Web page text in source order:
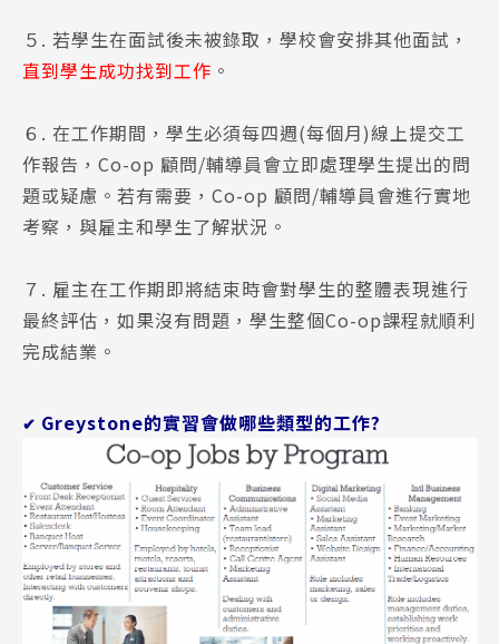
５. 若學生在面試後未被錄取，學校會安排其他面試，
直到學生成功找到工作 。​​
６. 在工作期間，學生必須每四週(每個月)線上提交工
作報告，Co-op 顧問/輔導員會立即處理學生提出的問
題或疑慮。若有需要，Co-op 顧問/輔導員會進行實地
考察，與雇主和學生了解狀況。
７. 雇主在工作期即將結束時會對學生的整體表現進行
最終評估，如果沒有問題，學生整個Co-op課程就順利
完成結業。
✔ Greystone的實習會做哪些類型的工作?